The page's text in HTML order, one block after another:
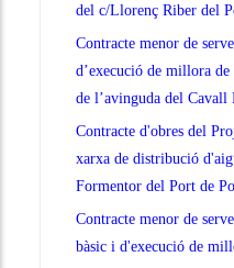
del c/Llorenç Riber del
Contracte menor de
d’execució de millora
de l’avinguda del Cavall
Contracte d'obres del
xarxa de distribució
Formentor del Port de
Contracte menor de
bàsic i d'execució de